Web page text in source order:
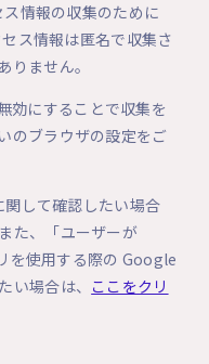
情報の収集のために
ス情報は匿名で収集さ
りません。
効にすることで収集を
のブラウザの設定をご
して確認したい場合
た、「ユーザーが
を使用する際の Google
い場合は、 ここをクリ